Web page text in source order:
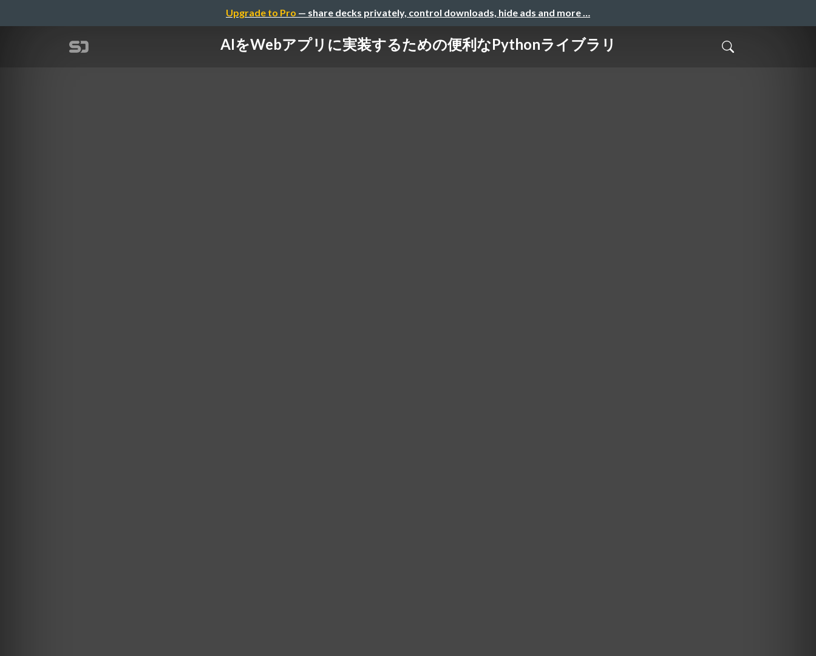
Upgrade to Pro — share decks privately, control downloads, hide ads and more …
AIをWebアプリに実装するための便利なPythonライブラリ